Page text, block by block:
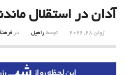
آدان در استقلال
ژوئن 28, 2026 توسطراهیل در